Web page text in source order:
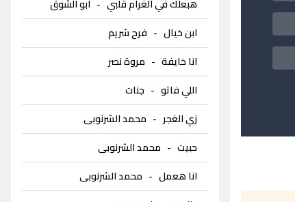
هبعلك في الغرام قلبي- ابو الشوق
ابن خيال- فرح شريم
انا خايفة- مروة نصر
اللي فاتو- جنات
زي الغجر - محمد الشرنوبى
حبيت- محمد الشرنوبى
انا هعمل- محمد الشرنوبى